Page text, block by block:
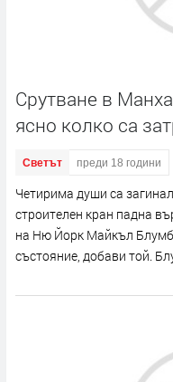
Срутване в
ясно колко са
Светът преди 18 години
Четирима души са
строителен кран падна
на Ню Йорк Майкъл
състояние, добави той.